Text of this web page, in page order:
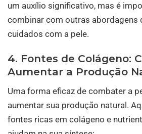
um auxílio significativo, mas é
combinar com outras abordagens
cuidados com a pele.
4. Fontes de Colágeno:
Aumentar a Produção
Uma forma eficaz de combater a
aumentar sua produção natural.
fontes ricas em colágeno e